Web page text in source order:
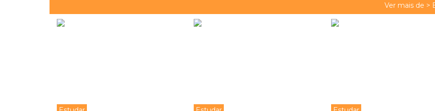
Ver mais de >